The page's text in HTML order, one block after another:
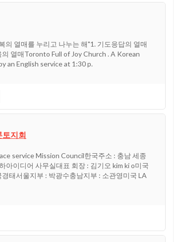
의 열매를 누리고 나누는 해"1. 기도응답의 열매
열매Toronto Full of Joy Church . A Korean
an English service at 1:30 p.
토지회
service Mission Council한국주소 : 충남 세종
아이디어 사무실대표 회장 : 김기오 kim ki o미국
태서울지부 : 박광수충남지부 : 소관영미국 LA